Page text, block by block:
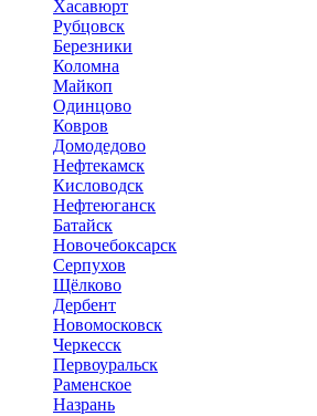
Хасавюрт
Рубцовск
Березники
Коломна
Майкоп
Одинцово
Ковров
Домодедово
Нефтекамск
Кисловодск
Нефтеюганск
Батайск
Новочебоксарск
Серпухов
Щёлково
Дербент
Новомосковск
Черкесск
Первоуральск
Раменское
Назрань